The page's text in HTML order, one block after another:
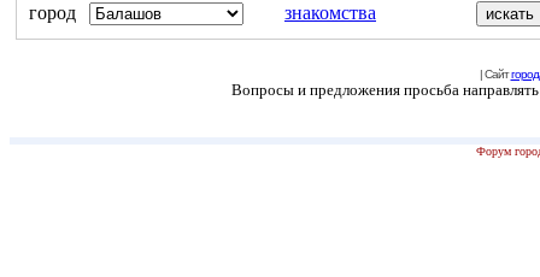
город знакомства
| Сайт
Вопросы и предложения просьба
Форум